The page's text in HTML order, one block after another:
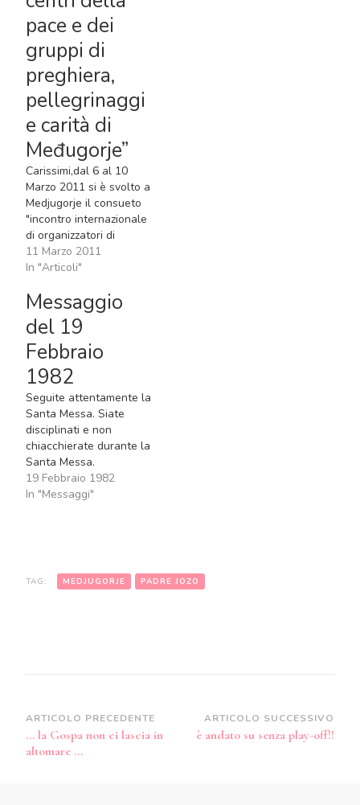
pace e dei
gruppi di
preghiera,
pellegrinaggi
e carità di
Međugorje”
Carissimi,dal 6 al 10
Marzo 2011 si è svolto a
Medjugorje il consueto
"incontro internazionale
di organizzatori di
pellegrinaggi, guide dei
centri della pace, gruppi
legati a Međugorje",
giunto ormai alla
18esima edizione, sul
tema di un versetto del
“Io sono con voi…
11 Marzo 2011
In "Articoli"
Messaggio
del 19
Febbraio
1982
Seguite attentamente la
Santa Messa. Siate
disciplinati e non
chiacchierate durante la
Santa Messa.
19 Febbraio 1982
In "Messaggi"
TAG: MEDJUGORJE PADRE JOZO
Navigazione
articoli
ARTICOLO PRECEDENTE
… la Gospa non ci lascia in
altomare …
ARTICOLO SUCCESSIVO
è andato su senza play-off!!